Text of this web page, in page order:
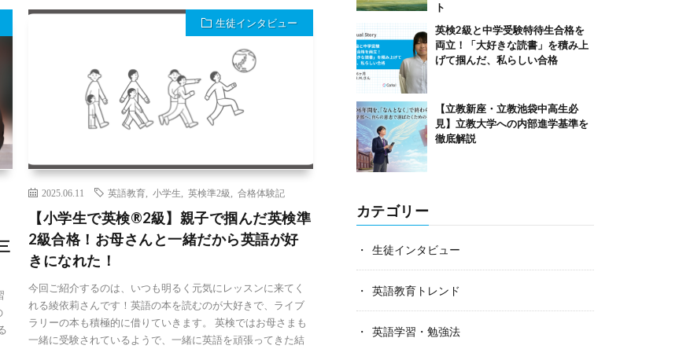
生徒インタビュー
2025.06.11 英語教育 ,小学生 ,英検準2級 ,合格体験記
【小学生で英検®️2級】親子で掴んだ英検準
2級合格！お母さんと一緒だから英語が好
きになれた！
今回ご紹介するのは、いつも明るく元気にレッスンに来てく
れる綾依莉さんです！英語の本を読むのが大好きで、ライブ
ラリーの本も積極的に借りていきます。 英検ではお母さまも
一緒に受験されているようで、一緒に英語を頑張ってきた結
ト
英検2級と中学受験特待生合格を
両立！「大好きな読書」を積み上
げて掴んだ、私らしい合格
【立教新座・立教池袋中高生必
見】立教大学への内部進学基準を
徹底解説
カテゴリー
生徒インタビュー
英語教育トレンド
英語学習・勉強法